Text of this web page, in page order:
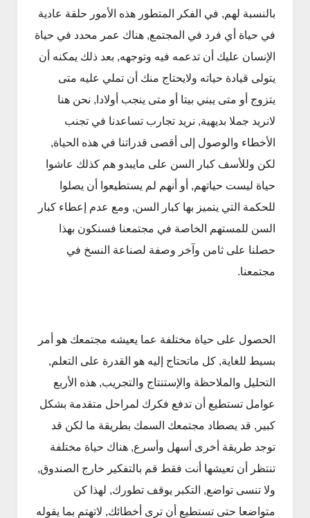
بالنسبة لهم, في الفكر المتطور هذه الأمور حلقة عادية
في حياة أي فرد في المجتمع, هناك عمر محدد في حياة
الإنسان عليك أن تدعمه فيه وتوجهه, بعد ذلك يمكنه أن
يتولى قيادة حياته ولايحتاج منك أن تملي عليه متى
يتزوج أو متى يبني بيتا أو متى ينجب أولادا, نحن هنا
لانريد جملا بديهية, نريد تجارب تساعدنا في تجنب
الأخطاء والوصول إلى أقصى قدراتنا في هذه الحياة,
لكن وللأسف كبار السن على مايبدو هم كذلك عاشوا
حياة ليست حياتهم, أو أنهم لم يستطيعوا أن يصلوا
للحكمة التي يتميز بها كبار السن, ومع عدم إعطاء كبار
السن للمستهم الخاصة في مجتمعنا فسنكون بهذا
حصلنا على ثامن وآخر وصفة لصناعة النسخ في
مجتمعنا.
الحصول على حياة مختلفة عما يعيشه مجتمعك هو أمر
بسيط للغاية, كل ماتحتاج إليه هو القدرة على التعلم,
التحليل والملاحظة والإستنتاج والتجريب, هذه الأربع
عوامل تستطيع أن تدفع فكرك لمراحل متقدمة بشكل
كبير, قد يصطاد مجتمعك السمك بطريقة ما لكن قد
توجد طريقة أخرى أسهل وأسرع, هناك حياة مختلفة
تنتظر أن تعيشها أنت فقط قم بالتفكير خارج الصندوق,
ولا تنسى تواضع, التكبر يوقف تطورك, لهذا كن
متواضعا حتى تستطيع أن ترى أخطائك, لاتهتم بما يقوله